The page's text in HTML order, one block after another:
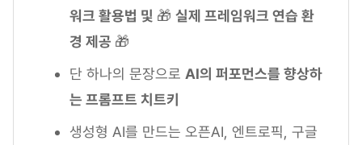
워크 활용법 및 🎁 실제 프레임워크 연습 환
경 제공 🎁
단 하나의 문장으로 AI의 퍼포먼스를 향상하
는 프롬프트 치트키
생성형 AI를 만드는 오픈AI, 엔트로픽, 구글